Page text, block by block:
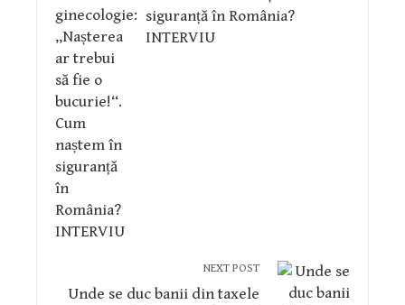
siguranță în România?
INTERVIU
NEXT POST
Unde se duc banii din taxele